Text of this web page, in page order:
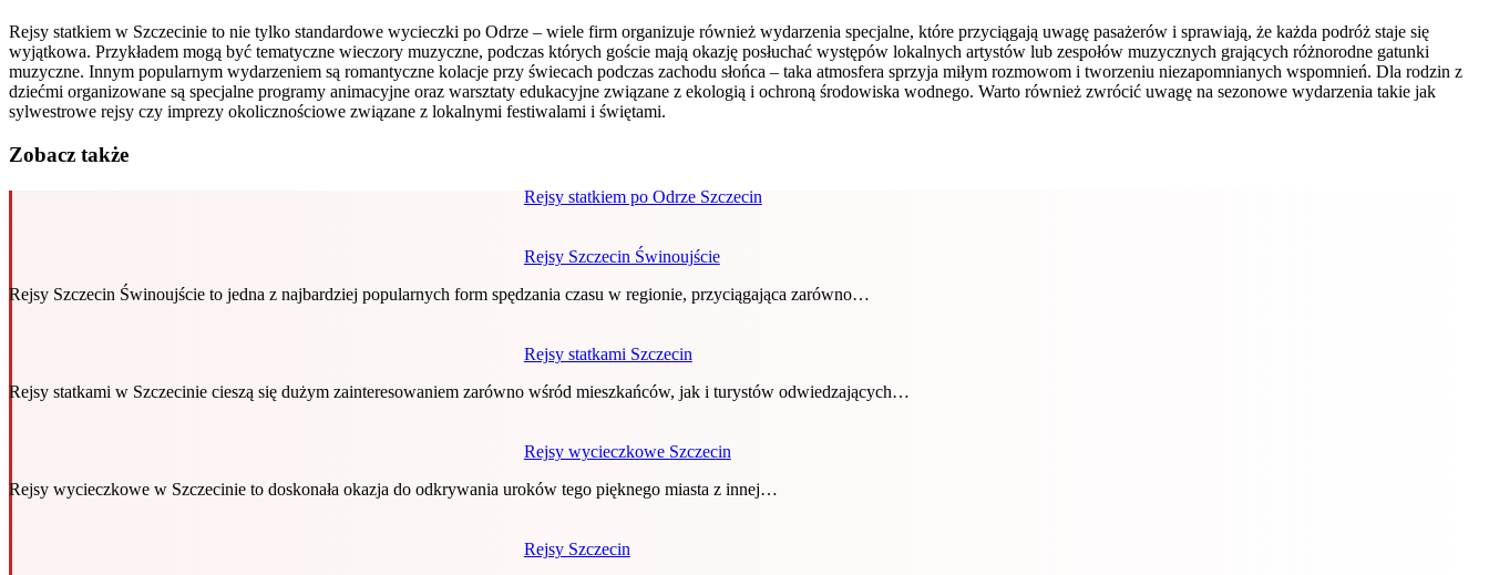
Rejsy statkiem w Szczecinie to nie tylko standardowe wycieczki po Odrze – wiele firm organizuje również wydarzenia specjalne, które przyciągają uwagę pasażerów i sprawiają, że każda podróż staje się
wyjątkowa. Przykładem mogą być tematyczne wieczory muzyczne, podczas których goście mają okazję posłuchać występów lokalnych artystów lub zespołów muzycznych grających różnorodne gatunki
muzyczne. Innym popularnym wydarzeniem są romantyczne kolacje przy świecach podczas zachodu słońca – taka atmosfera sprzyja miłym rozmowom i tworzeniu niezapomnianych wspomnień. Dla rodzin z
dziećmi organizowane są specjalne programy animacyjne oraz warsztaty edukacyjne związane z ekologią i ochroną środowiska wodnego. Warto również zwrócić uwagę na sezonowe wydarzenia takie jak
sylwestrowe rejsy czy imprezy okolicznościowe związane z lokalnymi festiwalami i świętami.
Zobacz także
Rejsy statkiem po Odrze Szczecin
Rejsy Szczecin Świnoujście
Rejsy Szczecin Świnoujście to jedna z najbardziej popularnych form spędzania czasu w regionie, przyciągająca zarówno…
Rejsy statkami Szczecin
Rejsy statkami w Szczecinie cieszą się dużym zainteresowaniem zarówno wśród mieszkańców, jak i turystów odwiedzających…
Rejsy wycieczkowe Szczecin
Rejsy wycieczkowe w Szczecinie to doskonała okazja do odkrywania uroków tego pięknego miasta z innej…
Rejsy Szczecin